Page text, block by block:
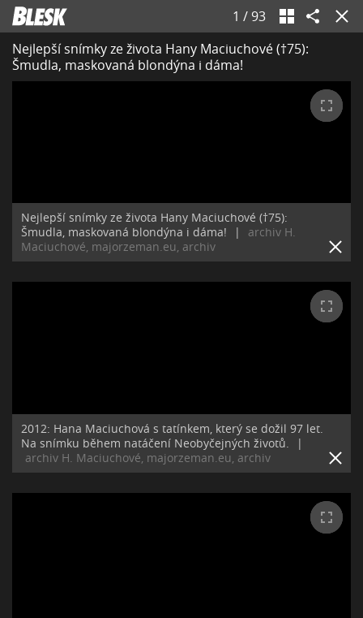
1 / 93
Nejlepší snímky ze života Hany Maciuchové (†75):
Šmudla, maskovaná blondýna i dáma!
Nejlepší snímky ze života Hany Maciuchové (†75):
Šmudla, maskovaná blondýna i dáma!
|
archiv H.
Maciuchové, majorzeman.eu, archiv
2012: Hana Maciuchová s tatínkem, který se dožil 97 let.
Na snímku během natáčení Neobyčejných životů.
|
archiv H. Maciuchové, majorzeman.eu, archiv